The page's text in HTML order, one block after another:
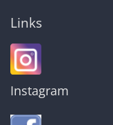
Links
Instagram